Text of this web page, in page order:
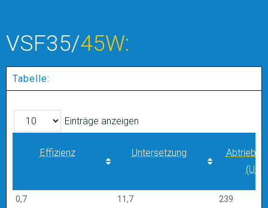
VSF35/45W:
Tabelle:
Einträge anzeigen
Effizienz Untersetzung
(U/
Untersetzung
0,7 11,7
239